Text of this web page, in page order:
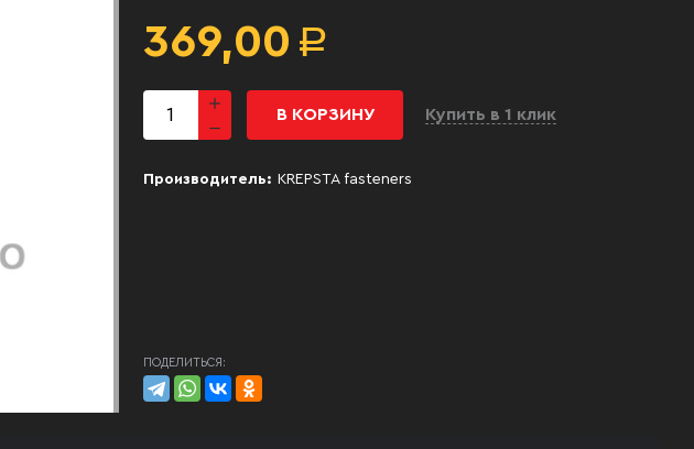
369,00 Р
В КОРЗИНУ Купить в 1 клик
Производитель: KREPSTA fasteners
ПОДЕЛИТЬСЯ: